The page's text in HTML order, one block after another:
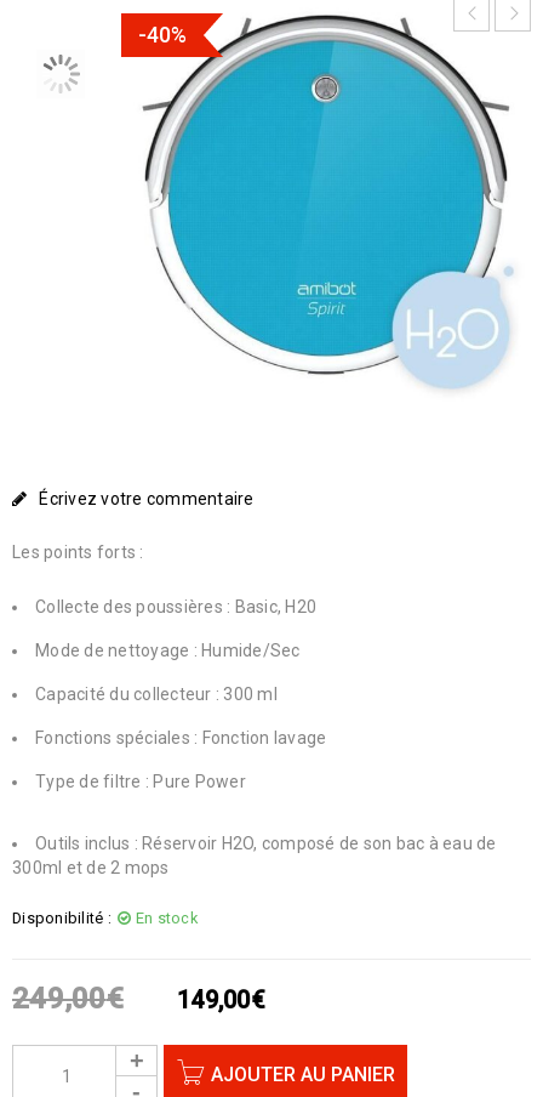
-40%
Écrivez votre commentaire
Les points forts :
Collecte des poussières : Basic, H20
Mode de nettoyage : Humide/Sec
Capacité du collecteur : 300 ml
Fonctions spéciales : Fonction lavage
Type de filtre : Pure Power
Outils inclus : Réservoir H2O, composé de son bac à eau de
300ml et de 2 mops
Disponibilité : En stock
249,00€ 149,00€
AJOUTER AU PANIER